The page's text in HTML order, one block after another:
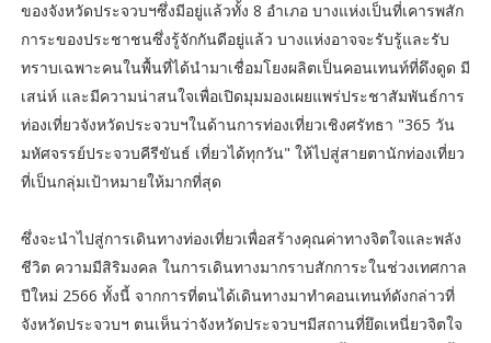
ของจังหวัดประจวบฯซึ่งมีอยู่แล้วทั้ง 8 อำเภอ บางแห่งเป็นที่เคารพสัก
การะของประชาชนซึ่งรู้จักกันดีอยู่แล้ว บางแห่งอาจจะรับรู้และรับ
ทราบเฉพาะคนในพื้นที่ได้นำมาเชื่อมโยงผลิตเป็นคอนเทนท์ที่ดึงดูด มี
เสน่ห์ และมีความน่าสนใจเพื่อเปิดมุมมองเผยแพร่ประชาสัมพันธ์การ
ท่องเที่ยวจังหวัดประจวบฯในด้านการท่องเที่ยวเชิงศรัทธา "365 วัน
มหัศจรรย์ประจวบคีรีขันธ์ เที่ยวได้ทุกวัน" ให้ไปสู่สายตานักท่องเที่ยว
ที่เป็นกลุ่มเป้าหมายให้มากที่สุด
ซึ่งจะนำไปสู่การเดินทางท่องเที่ยวเพื่อสร้างคุณค่าทางจิตใจและพลัง
ชีวิต ความมีสิริมงคล ในการเดินทางมากราบสักการะในช่วงเทศกาล
ปีใหม่ 2566 ทั้งนี้ จากการที่ตนได้เดินทางมาทำคอนเทนท์ดังกล่าวที่
จังหวัดประจวบฯ ตนเห็นว่าจังหวัดประจวบฯมีสถานที่ยึดเหนี่ยวจิตใจ